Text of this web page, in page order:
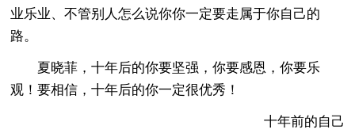
业乐业、不管别人怎么说你你一定要走属于你自己的
路。
夏晓菲，十年后的你要坚强，你要感恩，你要乐
观！要相信，十年后的你一定很优秀！
十年前的自己